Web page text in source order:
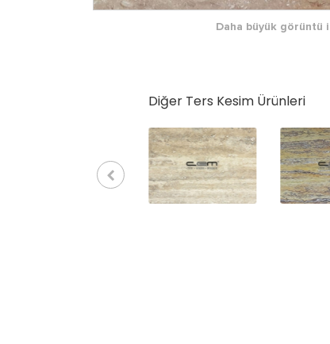
Daha büyük görüntü
Diğer Ters Kesim Ürünleri